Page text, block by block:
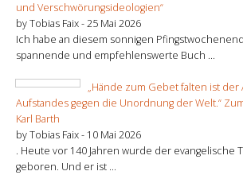
und Verschwörungsideologien“
by Tobias Faix -25 Mai 2026
Ich habe an diesem sonnigen
spannende und empfehlenswerte Buch ...
„Hände zum Gebet falten ist der
Aufstandes gegen die Unordnung der Welt.“
Karl Barth
by Tobias Faix - 10 Mai 2026
. Heute vor 140 Jahren wurde der evangelische
geboren. Und er ist ...